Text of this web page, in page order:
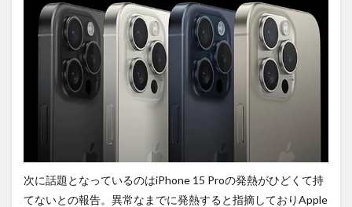
次に話題となっているのはiPhone 15 Proの発熱がひどくて持
てないとの報告。異常なまでに発熱すると指摘しておりApple